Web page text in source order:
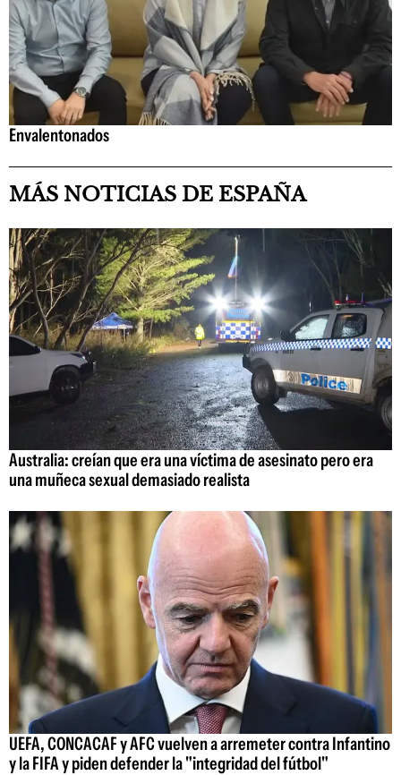
Envalentonados
MÁS NOTICIAS DE ESPAÑA
Australia: creían que era una víctima de asesinato pero era
una muñeca sexual demasiado realista
UEFA, CONCACAF y AFC vuelven a arremeter contra Infantino
y la FIFA y piden defender la "integridad del fútbol"